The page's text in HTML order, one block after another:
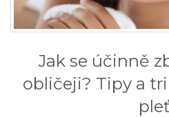
Jak se účinně
obličeji? Tipy a
pleť